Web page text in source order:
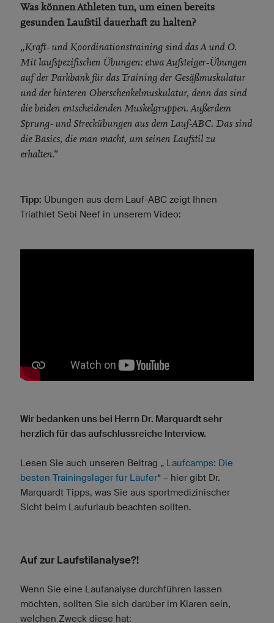
Was können Athleten tun, um einen bereits
gesunden Laufstil dauerhaft zu halten?
„Kraft- und Koordinationstraining sind das A und O.
Mit laufspezifischen Übungen: etwa Aufsteiger-Übungen
auf der Parkbank für das Training der Gesäßmuskulatur
und der hinteren Oberschenkelmuskulatur, denn das sind
die beiden entscheidenden Muskelgruppen. Außerdem
Sprung- und Streckübungen aus dem Lauf-ABC. Das sind
die Basics, die man macht, um seinen Laufstil zu
erhalten.“
Tipp: Übungen aus dem Lauf-ABC zeigt Ihnen
Triathlet Sebi Neef in unserem Video:
Wir bedanken uns bei Herrn Dr. Marquardt sehr
herzlich für das aufschlussreiche Interview.
Lesen Sie auch unseren Beitrag „ Laufcamps: Die
besten Trainingslager für Läufer“ – hier gibt Dr.
Marquardt Tipps, was Sie aus sportmedizinischer
Sicht beim Laufurlaub beachten sollten.
Auf zur Laufstilanalyse?!
Wenn Sie eine Laufanalyse durchführen lassen
möchten, sollten Sie sich darüber im Klaren sein,
welchen Zweck diese hat: